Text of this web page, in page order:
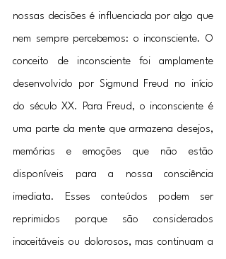
nossas decisões é influenciada por algo que
nem sempre percebemos: o inconsciente. O
conceito de inconsciente foi amplamente
desenvolvido por Sigmund Freud no início
do século XX. Para Freud, o inconsciente é
uma parte da mente que armazena desejos,
memórias e emoções que não estão
disponíveis para a nossa consciência
imediata. Esses conteúdos podem ser
reprimidos porque são considerados
inaceitáveis ou dolorosos, mas continuam a